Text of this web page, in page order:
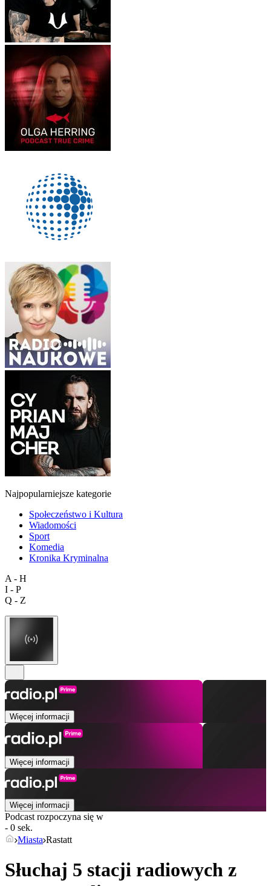
Najpopularniejsze kategorie
Społeczeństwo i Kultura
Wiadomości
Sport
Komedia
Kronika Kryminalna
A - H
I - P
Q - Z
Więcej informacji
Więcej informacji
Więcej informacji
Podcast rozpoczyna się w
- 0 sek.
Miasta Rastatt
Słuchaj 5 stacji radiowych z